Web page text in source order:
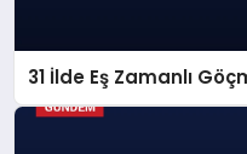
31 İlde Eş Zamanlı